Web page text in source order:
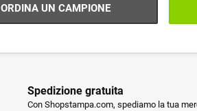
ORDINA UN CAMPIONE
Spedizione gratuita
Con Shopstampa.com, spediamo la tua